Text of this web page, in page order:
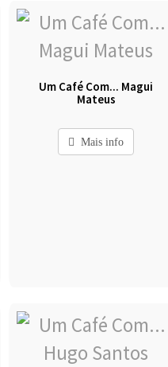
Um Café Com... Magui
Mateus
Mais info